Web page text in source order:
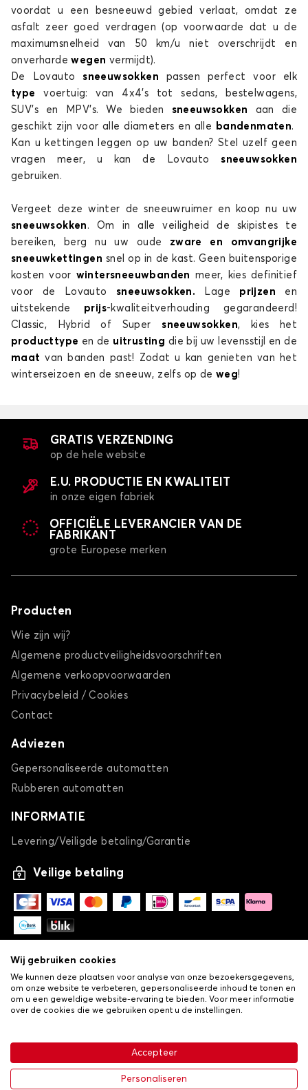
voordat u een besneeuwd gebied verlaat, omdat ze
asfalt zeer goed verdragen (op voorwaarde dat u de
maximumsnelheid van 50 km/u niet overschrijdt en
onverharde wegen vermijdt).
De Lovautosneeuwsokken passen perfect voor elk
typevoertuig: van 4x4's tot sedans, bestelwagens,
SUV's en MPV’s. We bieden sneeuwsokken aan die
geschikt zijn voor alle diameters en alle bandenmaten.
Kan u kettingen leggen op uw banden? Stel uzelf geen
vragen meer, u kan de Lovauto
sneeuwsokken
gebruiken.
Vergeet deze winter de sneeuwruimer en koop nu uw
sneeuwsokken . Om in alle veiligheid de skipistes te
bereiken, berg nu uw oude zware en omvangrijke
sneeuwkettingen snel op in de kast. Geen buitensporige
kosten voor wintersneeuwbanden meer, kies definitief
voor de Lovauto
sneeuwsokken. Lage prijzen en
uitstekende prijs-kwaliteitverhouding gegarandeerd!
Classic, Hybrid of Supersneeuwsokken, kies het
producttype en de uitrusting die bij uw levensstijl en de
maatvan banden past! Zodat u kan genieten van het
winterseizoen en de sneeuw, zelfs op de weg!
GRATIS VERZENDING
op de hele website
E.U. PRODUCTIE EN KWALITEIT
in onze eigen fabriek
OFFICIËLE LEVERANCIER VAN DE
FABRIKANT
grote Europese merken
Producten
Wie zijn wij?
Algemene productveiligheidsvoorschriften
Algemene verkoopvoorwaarden
Privacybeleid / Cookies
Contact
Adviezen
Gepersonaliseerde automatten
Rubberen automatten
INFORMATIE
Levering/Veiligde betaling/Garantie
Veilige betaling
Algemene verkoopvoorwaarden•Privacy- en cookiebeleid
•Livraison
Wij gebruiken cookies
We kunnen deze plaatsen voor analyse van onze bezoekersgegevens,
om onze website te verbeteren, gepersonaliseerde inhoud te tonen en
om u een geweldige website-ervaring te bieden. Voor meer informatie
over de cookies die we gebruiken opent u de instellingen.
Accepteer
Personaliseren